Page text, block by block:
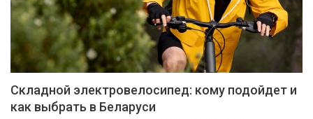
Складной электровелосипед: кому подойдет и
как выбрать в Беларуси